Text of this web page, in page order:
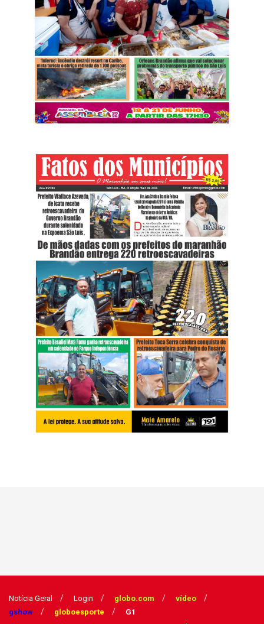
Notícia Geral Login globo.com
vídeo
gshow
globoesporte G1